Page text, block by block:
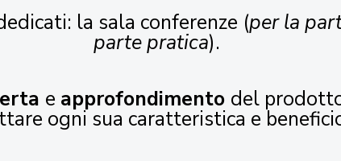
la sala conferenze (per la
parte pratica).
e approfondimento del
ogni sua caratteristica e